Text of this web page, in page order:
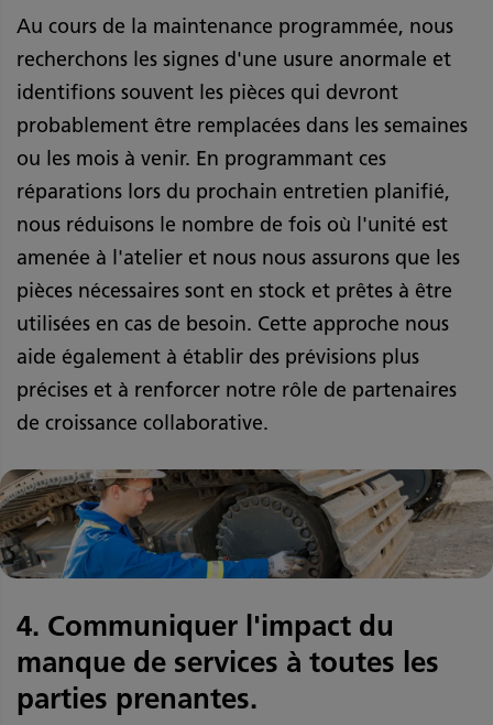
Au cours de la maintenance programmée, nous
recherchons les signes d'une usure anormale et
identifions souvent les pièces qui devront
probablement être remplacées dans les semaines
ou les mois à venir. En programmant ces
réparations lors du prochain entretien planifié,
nous réduisons le nombre de fois où l'unité est
amenée à l'atelier et nous nous assurons que les
pièces nécessaires sont en stock et prêtes à être
utilisées en cas de besoin. Cette approche nous
aide également à établir des prévisions plus
précises et à renforcer notre rôle de partenaires
de croissance collaborative.
4. Communiquer l'impact du
manque de services à toutes les
parties prenantes.